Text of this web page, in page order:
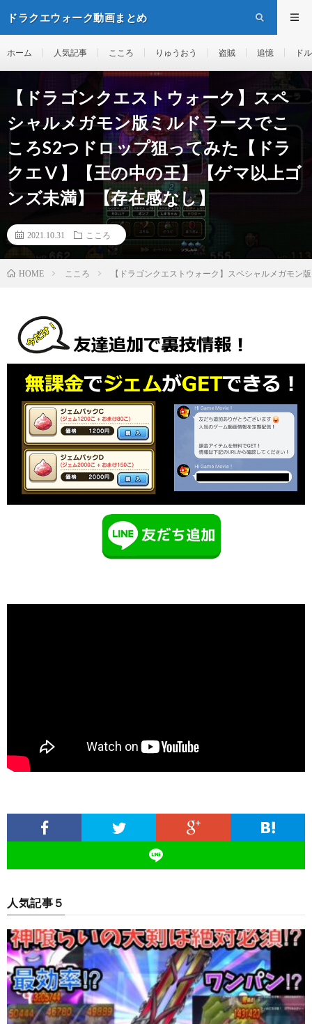
ドラクエウォーク動画まとめ
ホーム 人気記事 こころ りゅうおう 盗賊 追憶 ド
【ドラゴンクエストウォーク】スペ
シャルメガモン版ミルドラースでこ
ころS2つドロップ狙ってみた【ドラ
クエⅤ】【王の中の王】【ゲマ以上ゴ
ンズ未満】【存在感なし】
2021.10.31 こころ
HOME こころ 【ドラゴンクエストウォーク】スペシャルメガモ
人気記事５